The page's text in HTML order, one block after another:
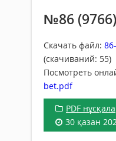
№86 (9766)
Скачать файл:
(cкачиваний: 55)
Посмотреть
bet.pdf
PDF
30 қазан